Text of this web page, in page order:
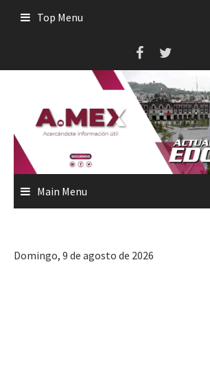
Top Menu
Main Menu
Domingo, 9 de agosto de 2026